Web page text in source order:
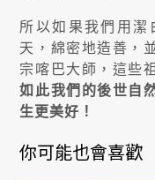
所以如果我們用潔
天，綿密地造善，
宗喀巴大師，這些
如此我們的後世自
生更美好！
你可能也會喜歡